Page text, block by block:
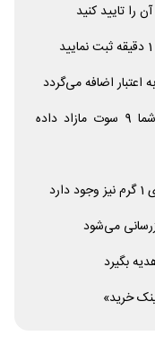
را تایید کنید
همچنین با معرفی هر دوست به شما 9 سوت مازاد داده
می‌شود
خرید»